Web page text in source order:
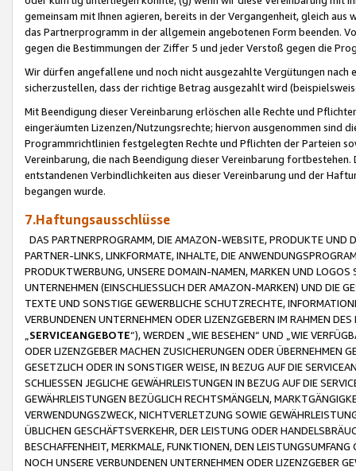
gemeinsam mit Ihnen agieren, bereits in der Vergangenheit, gleich
das Partnerprogramm in der allgemein angebotenen Form beenden.
gegen die Bestimmungen der Ziffer 5 und jeder Verstoß gegen die
Wir dürfen angefallene und noch nicht ausgezahlte Vergütungen
sicherzustellen, dass der richtige Betrag ausgezahlt wird
Mit Beendigung dieser Vereinbarung erlöschen alle Rechte und
eingeräumten Lizenzen/Nutzungsrechte; hiervon ausgenommen sind
Programmrichtlinien festgelegten Rechte und Pflichten der Parteien
Vereinbarung, die nach Beendigung dieser Vereinbarung
entstandenen Verbindlichkeiten aus dieser Vereinbarung und der
begangen wurde.
7.Haftungsausschlüsse
DAS PARTNERPROGRAMM, DIE AMAZON-WEBSITE, PRODUKTE UND
PARTNER-LINKS, LINKFORMATE, INHALTE, DIE
PRODUKTWERBUNG, UNSERE DOMAIN-NAMEN, MARKEN UND
UNTERNEHMEN (EINSCHLIESSLICH DER AMAZON-MARKEN) UND DIE
TEXTE UND SONSTIGE GEWERBLICHE SCHUTZRECHTE,
VERBUNDENEN UNTERNEHMEN ODER LIZENZGEBERN IM RAHMEN
SERVICEANGEBOTE“), WERDEN „WIE BESEHEN“ UND „WIE
ODER LIZENZGEBER MACHEN ZUSICHERUNGEN ODER ÜBERNEHMEN
GESETZLICH ODER IN SONSTIGER WEISE, IN BEZUG AUF DIE
SCHLIESSEN JEGLICHE GEWÄHRLEISTUNGEN IN BEZUG AUF DIE
GEWÄHRLEISTUNGEN BEZÜGLICH RECHTSMÄNGELN,
VERWENDUNGSZWECK, NICHTVERLETZUNG SOWIE
ÜBLICHEN GESCHÄFTSVERKEHR, DER LEISTUNG ODER
BESCHAFFENHEIT, MERKMALE, FUNKTIONEN, DEN
NOCH UNSERE VERBUNDENEN UNTERNEHMEN ODER LIZENZGEBER